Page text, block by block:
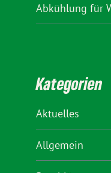
Abkühlung für
Kategorien
Aktuelles
Allgemein